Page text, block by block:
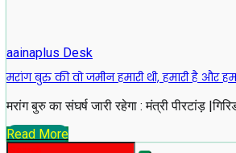
aainaplus Desk
मरांग बुरु की वो जमीन हमारी थी, हमारी है और
मरांग बुरु का संघर्ष जारी रहेगा : मंत्री पीरटांड़
Read More